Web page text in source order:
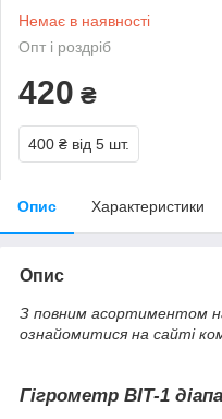
Немає в наявності
Опт і роздріб
420 ₴
400 ₴ від 5 шт.
Опис Характеристики
Опис
З повним асортиментом
ознайомитися на сайті
Гігрометр ВІТ-1